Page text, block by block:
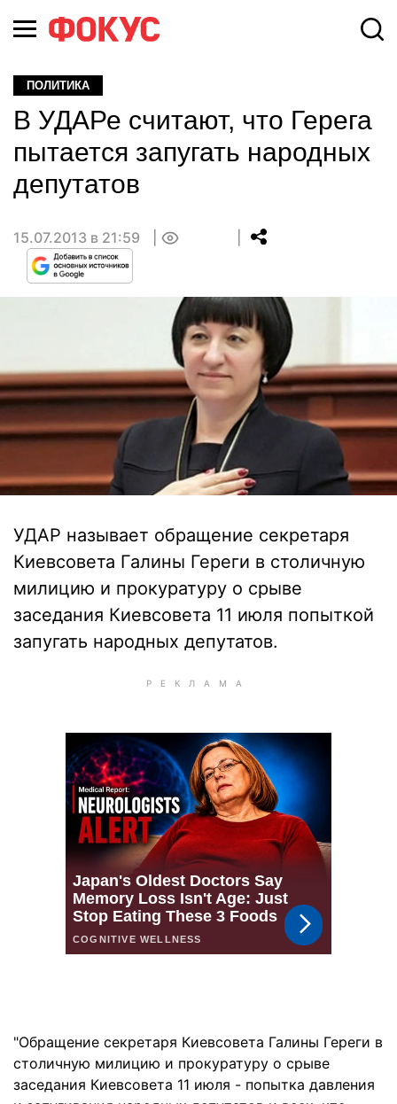
ПОЛИТИКА
В УДАРе считают, что Герега
пытается запугать народных
депутатов
15.07.2013 в 21:59
УДАР называет обращение секретаря
Киевсовета Галины Гереги в столичную
милицию и прокуратуру о срыве
заседания Киевсовета 11 июля попыткой
запугать народных депутатов.
"Обращение секретаря Киевсовета Галины Гереги в
столичную милицию и прокуратуру о срыве
заседания Киевсовета 11 июля - попытка давления